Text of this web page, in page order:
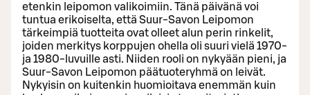
etenkin leipomon valikoimiin. Tänä päivänä voi
tuntua erikoiselta, että Suur-Savon Leipomon
tärkeimpiä tuotteita ovat olleet alun perin rinkelit,
joiden merkitys korppujen ohella oli suuri vielä 1970-
ja 1980-luvuille asti. Niiden rooli on nykyään pieni, ja
Suur-Savon Leipomon päätuoteryhmä on leivät.
Nykyisin on kuitenkin huomioitava enemmän kuin